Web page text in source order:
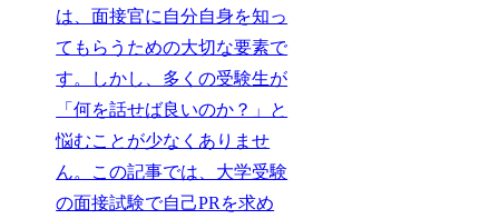
は、面接官に自分自身を知っ
てもらうための大切な要素で
す。しかし、多くの受験生が
「何を話せば良いのか？」と
悩むことが少なくありませ
ん。この記事では、大学受験
の面接試験で自己PRを求め